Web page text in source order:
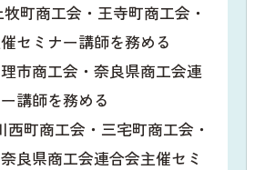
牧町商工会・王寺町商工会・
セミナー講師を務める
市商工会・奈良県商工会連
講師を務める
西町商工会・三宅町商工会・
良県商工会連合会主催セミ